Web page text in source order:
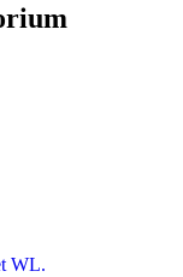
WL.